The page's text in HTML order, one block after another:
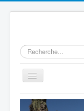
Rechercher
Basculer
la
Home